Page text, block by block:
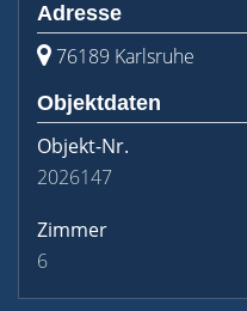
Adresse
76189 Karlsruhe
Objektdaten
Objekt-Nr.
2026147
Zimmer
6